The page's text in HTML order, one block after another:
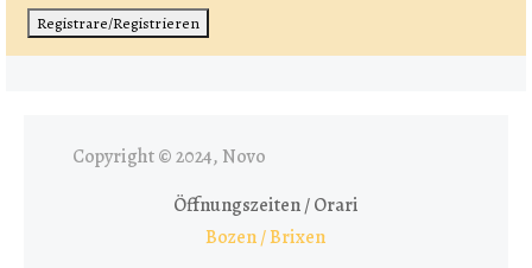
Copyright © 2024, Novo
Öffnungszeiten / Orari
Bozen / Brixen